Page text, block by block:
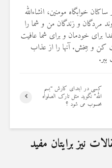
خوابگاه مومنین، انشاءالله
مردگان و زندگان من و شما را
برای خودمان و برای شما عافیت
کن و ببخش. آنها را از عذاب
کسی در ابتدای کارش “بسم
الله” نگوید مثل تارک الصلواه
محسوب می شود ؟
نیز برایتان مفید